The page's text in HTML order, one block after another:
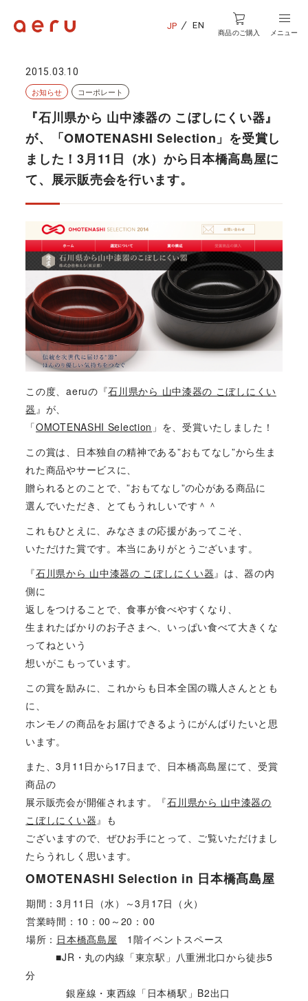
JP EN
商品のご購入 メニュー
2015.03.10
お知らせ
コーポレート
『石川県から 山中漆器の こぼしにくい器』
が、「OMOTENASHI Selection」を受賞し
ました！3月11日（水）から日本橋高島屋に
て、展示販売会を行います。
この度、aeruの『石川県から 山中漆器の こぼしにくい
器』が、
「OMOTENASHI Selection 」を、受賞いたしました！
この賞は、日本独自の精神である”おもてなし”から生ま
れた商品やサービスに、
贈られるとのことで、”おもてなし”の心がある商品に
選んでいただき、とてもうれしいです＾＾
これもひとえに、みなさまの応援があってこそ、
いただけた賞です。本当にありがとうございます。
『石川県から 山中漆器の こぼしにくい器』は、器の内
側に
返しをつけることで、食事が食べやすくなり、
生まれたばかりのお子さまへ、いっぱい食べて大きくな
ってねという
想いがこもっています。
この賞を励みに、これからも日本全国の職人さんととも
に、
ホンモノの商品をお届けできるようにがんばりたいと思
います。
また、3月11日から17日まで、日本橋高島屋にて、受賞
商品の
展示販売会が開催されます。『石川県から 山中漆器の
こぼしにくい器』も
ございますので、ぜひお手にとって、ご覧いただけまし
たらうれしく思います。
OMOTENASHI Selection in 日本橋髙島屋
期間：3月11日（水）～3月17日（火）
営業時間：10：00～20：00
場所： 日本橋髙島屋 1階イベントスペース
■JR・丸の内線「東京駅」八重洲北口から徒歩5
分
銀座線・東西線「日本橋駅」B2出口